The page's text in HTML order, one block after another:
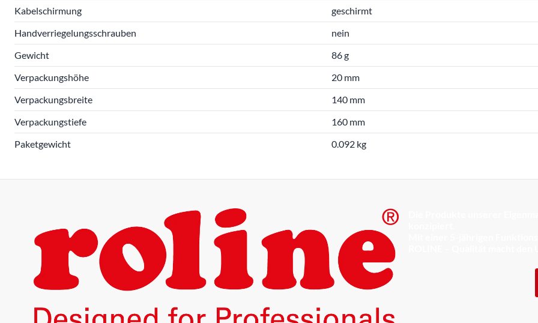
Kabelschirmung
geschirmt
Handverriegelungsschrauben
nein
Gewicht
86 g
Verpackungshöhe
20 mm
Verpackungsbreite
140 mm
Verpackungstiefe
160 mm
Paketgewicht
0.092 kg